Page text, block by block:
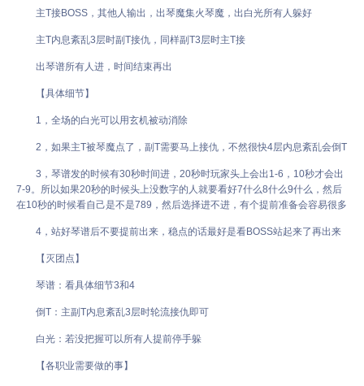
主T接BOSS，其他人输出，出琴魔集火琴魔，出白光所有人躲好
主T内息紊乱3层时副T接仇，同样副T3层时主T接
出琴谱所有人进，时间结束再出
【具体细节】
1，全场的白光可以用玄机被动消除
2，如果主T被琴魔点了，副T需要马上接仇，不然很快4层内息紊乱会倒T
3，琴谱发的时候有30秒时间进，20秒时玩家头上会出1-6，10秒才会出
7-9。所以如果20秒的时候头上没数字的人就要看好7什么8什么9什么，然后
在10秒的时候看自己是不是789，然后选择进不进，有个提前准备会容易很多
4，站好琴谱后不要提前出来，稳点的话最好是看BOSS站起来了再出来
【灭团点】
琴谱：看具体细节3和4
倒T：主副T内息紊乱3层时轮流接仇即可
白光：若没把握可以所有人提前停手躲
【各职业需要做的事】